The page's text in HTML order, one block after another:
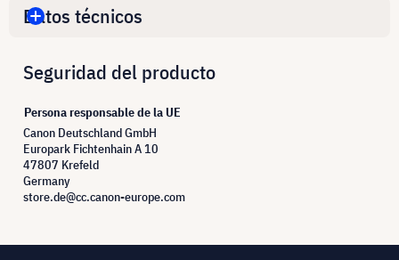
Datos técnicos
Seguridad del producto
Persona responsable de la UE
Canon Deutschland GmbH
Europark Fichtenhain A 10
47807 Krefeld
Germany
store.de@cc.canon-europe.com